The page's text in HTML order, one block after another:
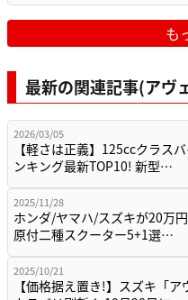
も
最新の関連記事(アヴ
2026/03/05
【軽さは正義】125ccクラス
ンキング最新TOP10! 新型…
2025/11/28
ホンダ/ヤマハ/スズキが20万
原付二種スクーター5+1選…
2025/10/21
【価格据え置き!】スズキ「